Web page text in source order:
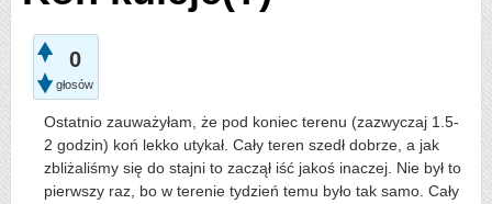
0
głosów
Ostatnio zauważyłam, że pod koniec terenu (zazwyczaj 1.5-
2 godzin) koń lekko utykał. Cały teren szedł dobrze, a jak
zbliżaliśmy się do stajni to zaczął iść jakoś inaczej. Nie był to
pierwszy raz, bo w terenie tydzień temu było tak samo. Cały